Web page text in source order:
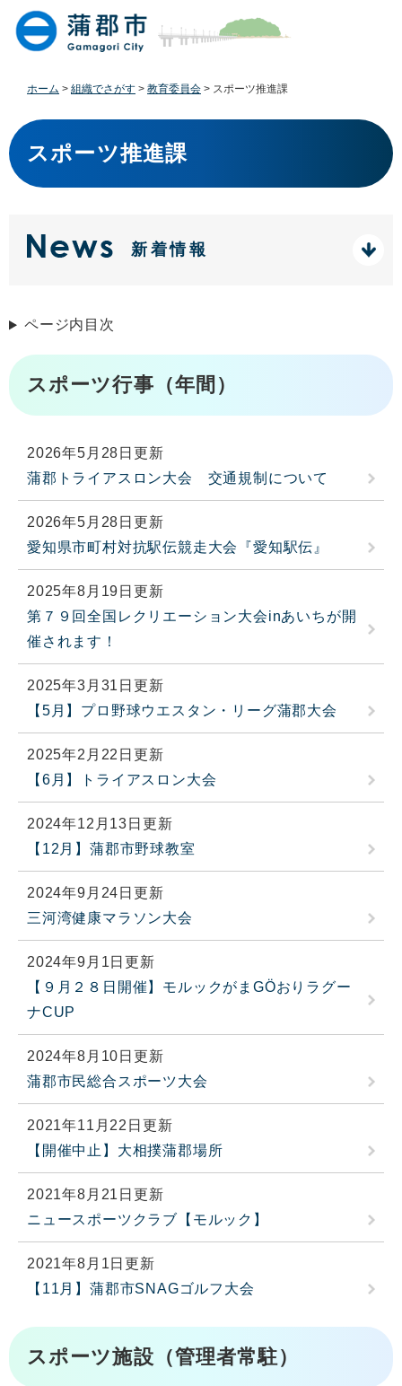
す
。
し
て
ホーム > 組織でさがす > 教育委員会 > スポーツ推進課
本
文
スポーツ推進課
新着情報
ページ内目次
スポーツ行事（年間）
2026年5月28日更新
蒲郡トライアスロン大会 交通規制について
2026年5月28日更新
愛知県市町村対抗駅伝競走大会『愛知駅伝』
2025年8月19日更新
第７９回全国レクリエーション大会inあいちが開
催されます！
2025年3月31日更新
【5月】プロ野球ウエスタン・リーグ蒲郡大会
2025年2月22日更新
【6月】トライアスロン大会
2024年12月13日更新
【12月】蒲郡市野球教室
2024年9月24日更新
三河湾健康マラソン大会
2024年9月1日更新
【９月２８日開催】モルックがまGÖおりラグー
ナCUP
2024年8月10日更新
蒲郡市民総合スポーツ大会
2021年11月22日更新
【開催中止】大相撲蒲郡場所
2021年8月21日更新
ニュースポーツクラブ【モルック】
2021年8月1日更新
【11月】蒲郡市SNAGゴルフ大会
スポーツ施設（管理者常駐）